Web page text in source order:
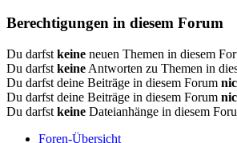
Berechtigungen in diesem Forum
Du darfst keine neuen Themen in diesem
Du darfst keine Antworten zu Themen in
Du darfst deine Beiträge in diesem Forum
Du darfst deine Beiträge in diesem Forum
Du darfst keine Dateianhänge in diesem
Foren-Übersicht